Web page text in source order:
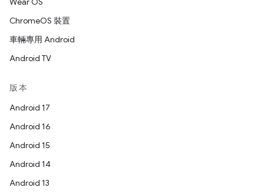
ChromeOS 裝置
車輛專用 Android
Android TV
版本
Android 17
Android 16
Android 15
Android 14
Android 13